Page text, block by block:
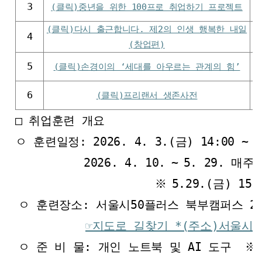
3 (클릭)중년을 위한 100프로 취업하기 프로젝트
4
(클릭)다시 출근합니다. 제2의 인생 행복한 내일
(창업편)
5 (클릭)손경이의 ‘세대를 아우르는 관계의 힘’
6 (클릭)프리랜서 생존사전
□ 취업훈련 개요
ㅇ 훈련일정: 2026. 4. 3.(금) 14:00 ~
2026. 4. 10. ~ 5. 29. 매주
※ 5.29.(금)
ㅇ 훈련장소: 서울시50플러스 북부캠퍼스
☞지도로 길찾기 *(주소)서울시
ㅇ 준 비 물: 개인 노트북 및 AI 도구
※